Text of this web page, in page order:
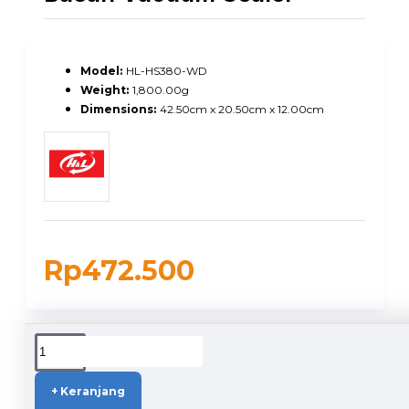
Rp472.500
Model: HL-HS380-WD
Weight: 1,800.00g
Dimensions: 42.50cm x 20.50cm x 12.00cm
+ Keranjang
DUKUNGAN PENGIRIMAN